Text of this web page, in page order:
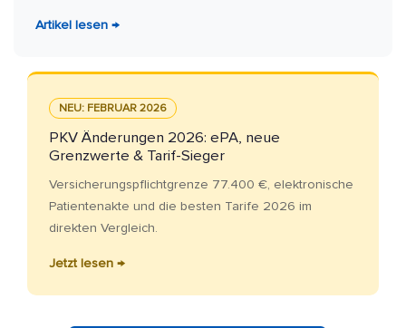
Artikel lesen →
NEU: FEBRUAR 2026
PKV Änderungen 2026: ePA, neue
Grenzwerte & Tarif-Sieger
Versicherungspflichtgrenze 77.400 €, elektronische
Patientenakte und die besten Tarife 2026 im
direkten Vergleich.
Jetzt lesen →